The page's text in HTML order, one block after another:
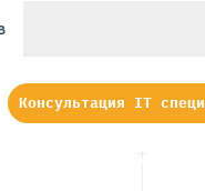
Консультация IT